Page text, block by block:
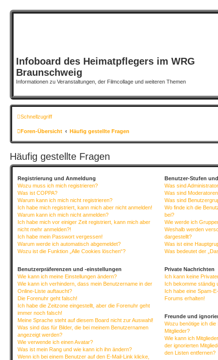
Infoboard des Heimatpflegers im WRG
Braunschweig
Informationen zu Veranstaltungen, der Filmcollage und weiteren Themen
Schnellzugriff
Foren-Übersicht Häufig gestellte Fragen
Häufig gestellte Fragen
Registrierung und Anmeldung
Wozu muss ich mich registrieren?
Was ist COPPA?
Warum kann ich mich nicht registrieren?
Ich habe mich registriert, kann mich aber nicht anmelden!
Warum kann ich mich nicht anmelden?
Ich habe mich vor einiger Zeit registriert, kann mich aber
nicht mehr anmelden?!
Ich habe mein Passwort vergessen!
Warum werde ich automatisch abgemeldet?
Wozu ist die Funktion „Alle Cookies löschen“?
Benutzerpräferenzen und -einstellungen
Wie kann ich meine Einstellungen ändern?
Wie kann ich verhindern, dass mein Benutzername in der
Online-Liste auftaucht?
Die Forenuhr geht falsch!
Ich habe die Zeitzone eingestellt, aber die Forenuhr geht
immer noch falsch!
Meine Sprache steht auf diesem Board nicht zur Auswahl!
Was sind das für Bilder, die bei meinem Benutzernamen
angezeigt werden?
Wie verwende ich einen Avatar?
Was ist mein Rang und wie kann ich ihn ändern?
Wenn ich bei einem Benutzer auf den E-Mail-Link klicke,
Benutzer-Stufen
Was sind
Was sind
Was sind
Wo finde ich die
bei?
Wie werde ich
Weshalb werden
dargestellt?
Was ist eine
Was bedeutet der
Private Nachrichten
Ich kann keine
Ich bekomme ständig
Ich habe eine Spam-
Forums erhalten!
Freunde und
Wozu benötige ich
Mitglieder?
Wie kann ich
der ignorierten
den Listen entfernen?